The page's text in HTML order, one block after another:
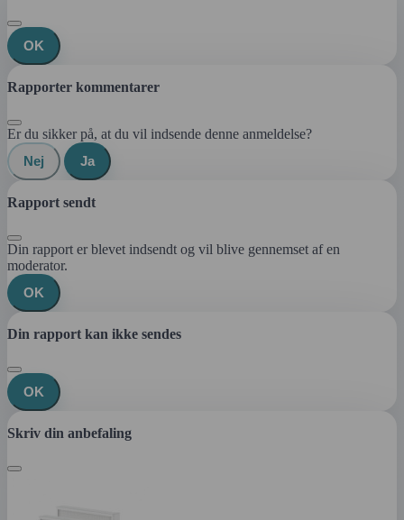
OK
Rapporter kommentarer
Er du sikker på, at du vil indsende denne anmeldelse?
Nej
Ja
Rapport sendt
Din rapport er blevet indsendt og vil blive gennemset af en
moderator.
OK
Din rapport kan ikke sendes
OK
Skriv din anbefaling